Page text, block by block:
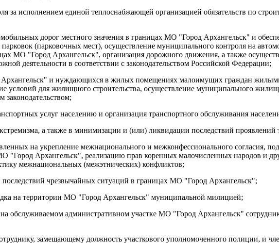
за исполнением единой теплоснабжающей организацией обязательств по
дорог местного значения в границах МО "Город Архангельск" и
(парковочных мест), осуществление муниципального контроля на
МО "Город Архангельск", организация дорожного движения, а также
деятельности в соответствии с законодательством Российской Федерации;
и нуждающихся в жилых помещениях малоимущих граждан жилыми
условий для жилищного строительства, осуществление муниципального
услуг населению и организация транспортного обслуживания
а также в минимизации и (или) ликвидации последствий
на укрепление межнационального и межконфессионального согласия,
Архангельск", реализацию прав коренных малочисленных народов и
межнациональных (межэтнических) конфликтов;
чрезвычайных ситуаций в границах МО "Город Архангельск";
на территории МО "Город Архангельск" муниципальной милицией;
обслуживаемом административном участке МО "Город Архангельск"
замещающему должность участкового уполномоченного полиции, и